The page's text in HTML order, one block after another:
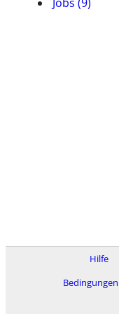
Hilfe
Bedingungen